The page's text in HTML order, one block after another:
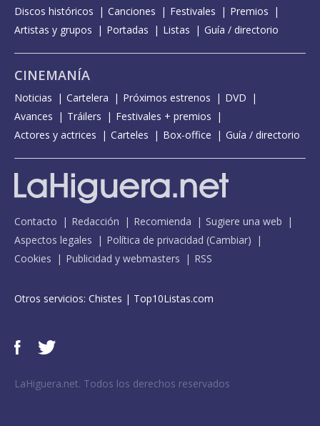
Discos históricos
Canciones Festivales
Premios
Artistas y grupos
Portadas Listas Guía / directorio
CINEMANÍA
Noticias Cartelera Próximos estrenos
DVD
Avances
Tráilers
Festivales + premios
Actores y actrices
Carteles Box-office Guía / directorio
Contacto Redacción Recomienda
Sugiere una web
Aspectos legales
Política de privacidad (Cambiar)
Cookies
Publicidad y webmasters RSS
Otros servicios: Chistes | Top10Listas.com
LaHiguera.net. Todos los derechos reservados